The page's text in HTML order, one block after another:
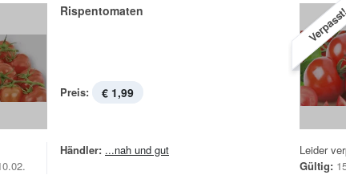
Rispentomaten
Preis: € 1,99
Händler: ...nah und gut
Leider
Gültig: